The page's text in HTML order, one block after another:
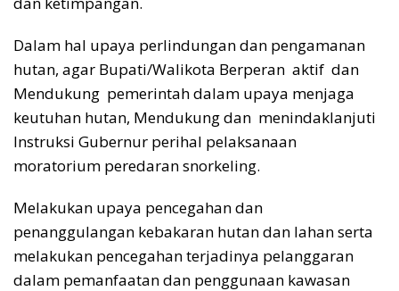
Dalam hal upaya perlindungan dan pengamanan
hutan, agar Bupati/Walikota Berperan aktif dan
Mendukung pemerintah dalam upaya menjaga
keutuhan hutan, Mendukung dan menindaklanjuti
Instruksi Gubernur perihal pelaksanaan
moratorium peredaran snorkeling.
Melakukan upaya pencegahan dan
penanggulangan kebakaran hutan dan lahan serta
melakukan pencegahan terjadinya pelanggaran
dalam pemanfaatan dan penggunaan kawasan